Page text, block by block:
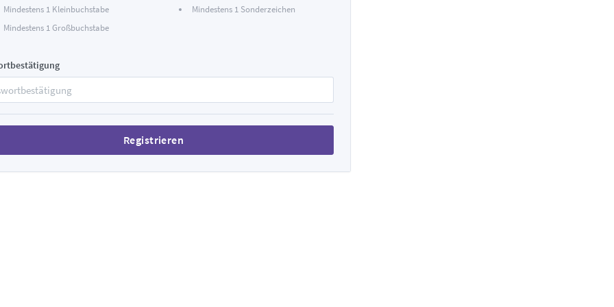
Mindestens 1 Kleinbuchstabe
Mindestens 1 Großbuchstabe
Mindestens 1 Sonderzeichen